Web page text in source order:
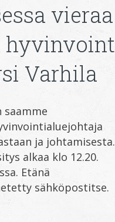
vieraa
hyvinvoint
Varhila
saamme
ja johtamisesta.
alkaa klo 12.20.
Etänä
sähköpostitse.